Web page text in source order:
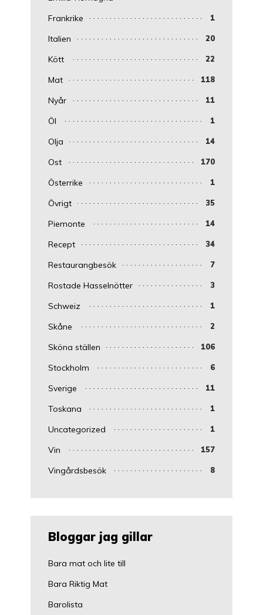
Frankrike 1
Italien 20
Kött 22
Mat 118
Nyår 11
Öl 1
Olja 14
Ost 170
Österrike 1
Övrigt 35
Piemonte 14
Recept 34
Restaurangbesök 7
Rostade Hasselnötter 3
Schweiz 1
Skåne 2
Sköna ställen 106
Stockholm 6
Sverige 11
Toskana 1
Uncategorized 1
Vin 157
Vingårdsbesök 8
Bloggar jag gillar
Bara mat och lite till
Bara Riktig Mat
Barolista